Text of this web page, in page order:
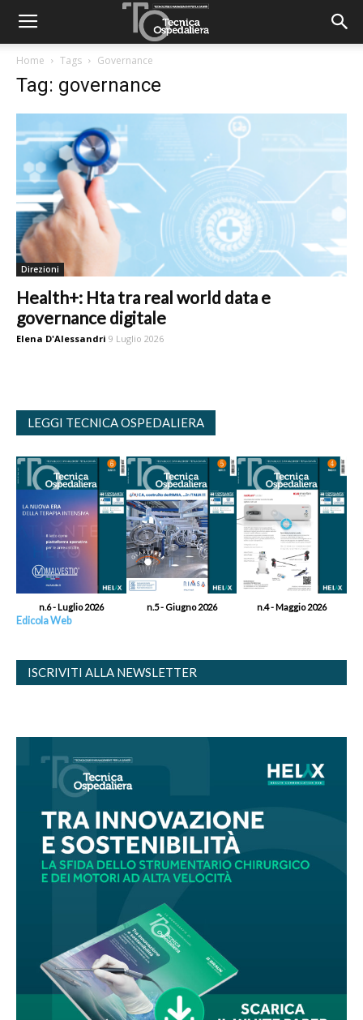
Home Tags Governance
Tag: governance
Direzioni
Health+: Hta tra real world data e
governance digitale
Elena D'Alessandri 9 Luglio 2026
LEGGI TECNICA OSPEDALIERA
n.6 - Luglio 2026 n.5 - Giugno 2026 n.4 - Maggio 2026
Edicola Web
ISCRIVITI ALLA NEWSLETTER